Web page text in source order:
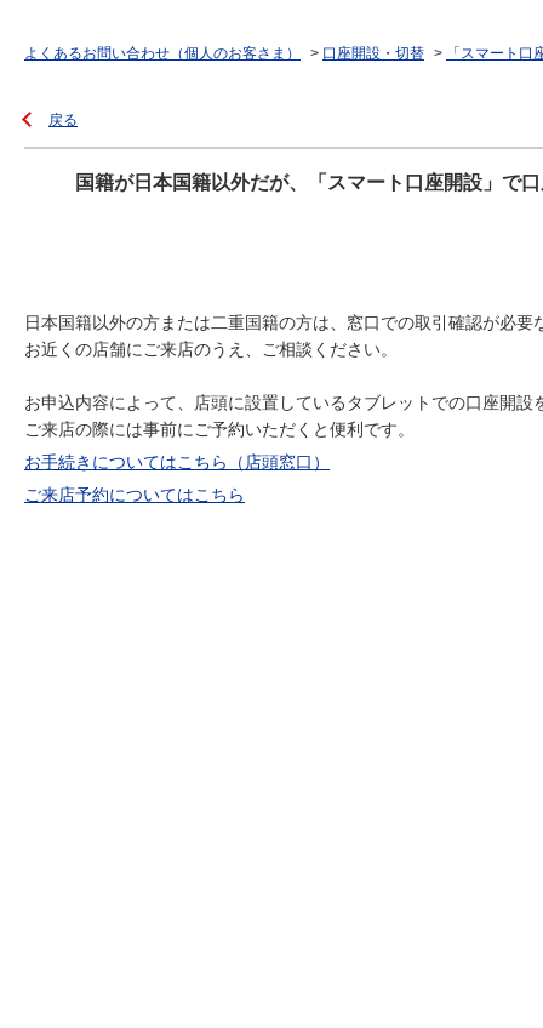
よくあるお問い合わせ（個人のお客さま） > 口座開設・切替 > 「スマート口
戻る
国籍が日本国籍以外だが、「スマート口座開設」で
日本国籍以外の方または二重国籍の方は、窓口での取引確認が必
お近くの店舗にご来店のうえ、ご相談ください。
お申込内容によって、店頭に設置しているタブレットでの口座開設
ご来店の際には事前にご予約いただくと便利です。
お手続きについてはこちら（店頭窓口）
ご来店予約についてはこちら